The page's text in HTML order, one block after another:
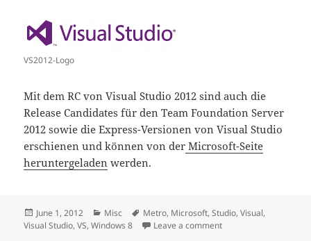
VS2012-Logo
Mit dem RC von Visual Studio 2012 sind auch die
Release Candidates für den Team Foundation Server
2012 sowie die Express-Versionen von Visual Studio
erschienen und können von der Microsoft-Seite
heruntergeladen werden.
Posted
on
June 1, 2012 Categories
Misc Tags
Metro, Microsoft,Studio,Visual,
Visual Studio,VS,Windows 8 Leave a commenton Visual Studio 2012